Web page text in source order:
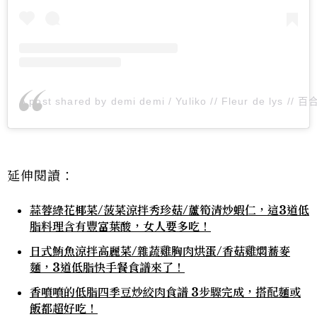
A post shared by demi demi / Yuliko // Fleur de lys // 百
延伸閱讀：
蒜蓉綠花椰菜/菠菜涼拌秀珍菇/蘆筍清炒蝦仁，這3道低
脂料理含有豐富葉酸，女人要多吃！
日式鮪魚涼拌高麗菜/雜蔬雞胸肉烘蛋/香菇雞燜蕎麥
麵，3道低脂快手餐食譜來了！
香噴噴的低脂四季豆炒絞肉食譜 3步驟完成，搭配麵或
飯都超好吃！